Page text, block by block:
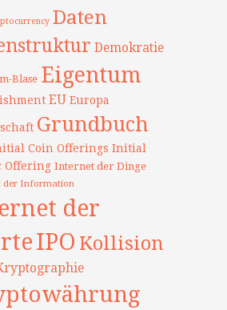
Daten
Demokratie
Blase Eigentum
EU Europa
Grundbuch
Coin Offerings Initial
Offering Internet der Dinge
der Information
der
IPO Kollision